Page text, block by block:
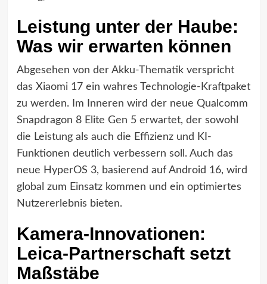
Leistung unter der Haube:
Was wir erwarten können
Abgesehen von der Akku-Thematik verspricht
das Xiaomi 17 ein wahres Technologie-Kraftpaket
zu werden. Im Inneren wird der neue Qualcomm
Snapdragon 8 Elite Gen 5 erwartet, der sowohl
die Leistung als auch die Effizienz und KI-
Funktionen deutlich verbessern soll. Auch das
neue HyperOS 3, basierend auf Android 16, wird
global zum Einsatz kommen und ein optimiertes
Nutzererlebnis bieten.
Kamera-Innovationen:
Leica-Partnerschaft setzt
Maßstäbe